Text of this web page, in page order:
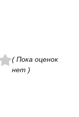
( Пока оценок
нет )